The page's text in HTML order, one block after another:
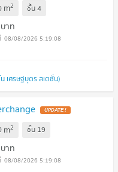
m2 ชั้น4
บาท
08/08/2026 5:19:08
เศรษฐบุตร สเตชั่น)
UPDATE !
m2 ชั้น 19
บาท
08/08/2026 5:19:08